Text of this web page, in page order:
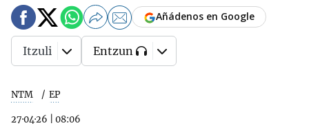
NTM EP
27·04·26 08:06
Añádenos en Google
Itzuli Entzun